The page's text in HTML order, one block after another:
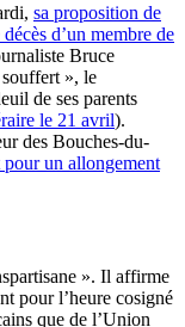
sa proposition de
d’un membre de
Bruce
souffert », le
de ses parents
le 21 avril).
des Bouches-du-
un allongement
». Il affirme
pour l’heure cosigné
que de l’Union